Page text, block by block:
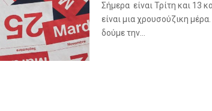
Σήμερα είναι Τρίτη και 13
είναι μια χρουσούζικη
δούμε την...